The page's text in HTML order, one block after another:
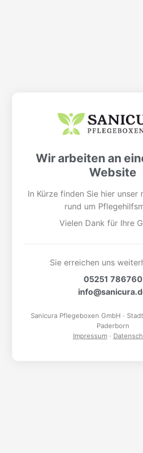
Wir arbeiten an
Website
In Kürze finden Sie hier unser
rund um
Vielen Dank für Ihre
Sie erreichen uns
05251 786760
Sanicura Pflegeboxen GmbH ·
Paderborn
Impressum·